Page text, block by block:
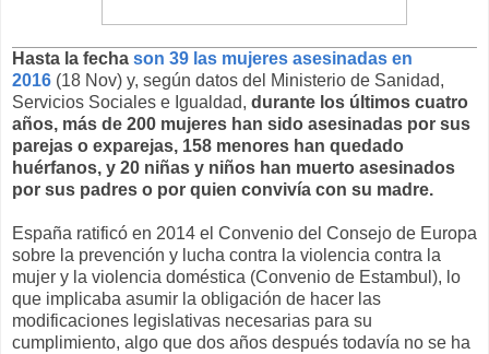
Hasta la fecha son 39 las mujeres asesinadas en
2016 (18 Nov) y, según datos del Ministerio de Sanidad,
Servicios Sociales e Igualdad, durante los últimos cuatro
años, más de 200 mujeres han sido asesinadas por sus
parejas o exparejas, 158 menores han quedado
huérfanos, y 20 niñas y niños han muerto asesinados
por sus padres o por quien convivía con su madre.
España ratificó en 2014 el Convenio del Consejo de Europa
sobre la prevención y lucha contra la violencia contra la
mujer y la violencia doméstica (Convenio de Estambul), lo
que implicaba asumir la obligación de hacer las
modificaciones legislativas necesarias para su
cumplimiento, algo que dos años después todavía no se ha